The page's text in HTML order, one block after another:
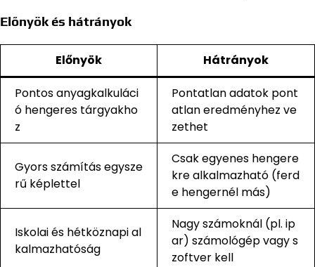
Előnyök és hátrányok
Előnyök Hátrányok
Pontos anyagkalkuláci
ó hengeres tárgyakho
z
Pontatlan adatok pont
atlan eredményhez ve
zethet
Gyors számítás egysze
rű képlettel
Csak egyenes hengere
kre alkalmazható (ferd
e hengernél más)
Iskolai és hétköznapi al
kalmazhatóság
Nagy számoknál (pl. ip
ar) számológép vagy s
zoftver kell